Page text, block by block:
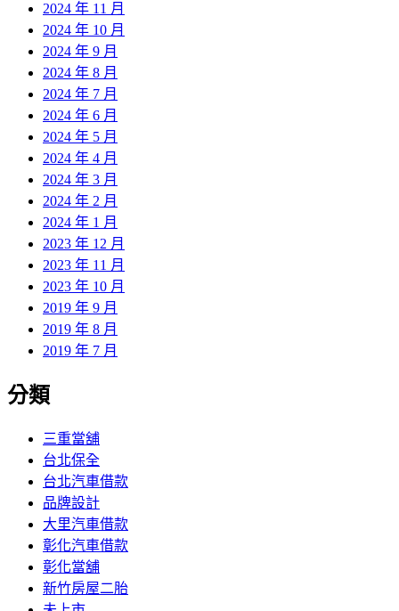
2024 年 11 月
2024 年 10 月
2024 年 9 月
2024 年 8 月
2024 年 7 月
2024 年 6 月
2024 年 5 月
2024 年 4 月
2024 年 3 月
2024 年 2 月
2024 年 1 月
2023 年 12 月
2023 年 11 月
2023 年 10 月
2019 年 9 月
2019 年 8 月
2019 年 7 月
分類
三重當舖
台北保全
台北汽車借款
品牌設計
大里汽車借款
彰化汽車借款
彰化當舖
新竹房屋二胎